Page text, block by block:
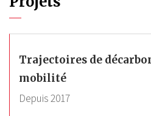
Trajectoires de
mobilité
Depuis2017